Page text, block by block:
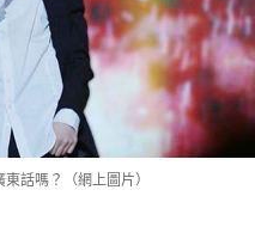
話嗎？（網上圖片）